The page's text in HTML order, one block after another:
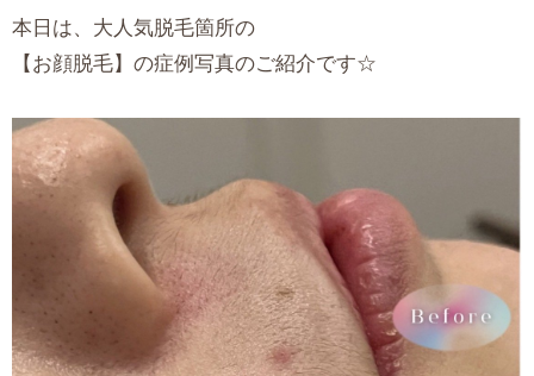
本日は、大人気脱毛箇所の
【お顔脱毛】の症例写真のご紹介です☆